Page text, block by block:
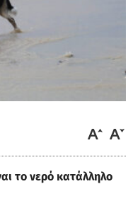
το νερό κατάλληλο